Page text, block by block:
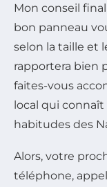
Mon conseil
bon panneau
selon la taille et
rapportera bien
faites-vous
local qui connaît
habitudes des
Alors, votre
téléphone,